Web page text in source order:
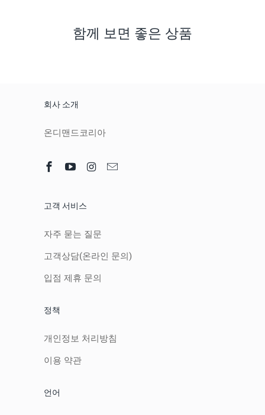
함께 보면 좋은 상품
회사 소개
온디맨드코리아
고객 서비스
자주 묻는 질문
고객상담(온라인 문의)
입점 제휴 문의
정책
개인정보 처리방침
이용 약관
언어